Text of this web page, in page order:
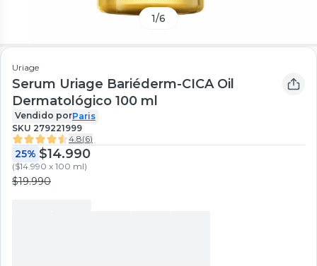
1/6
Uriage
Serum Uriage Bariéderm-CICA Oil
Dermatológico 100 ml
Vendido porParis
SKU 279221999
4.8(6)
25% $14.990
($14.990 x 100 ml)
$19.990